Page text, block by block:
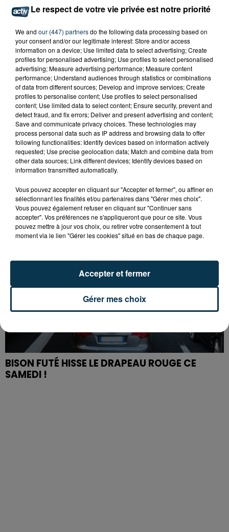
L’ASSE RÉDUIT FACE À SOCHAUX, UNE
PREMIÈRE VICTOIRE POUR NOS VERTS ?
BISON FUTÉ HISSE LE DRAPEAU ROUGE CE
SAMEDI !
Le respect de votre vie privée est notre priorité
We and our (447) partnersdo the following data processing based on
your consent and/or our legitimate interest: Store and/or access
information on a device; Use limited data to select advertising; Create
profiles for personalised advertising; Use profiles to select personalised
advertising; Measure advertising performance; Measure content
performance; Understand audiences through statistics or combinations
of data from different sources; Develop and improve services; Create
profiles to personalise content; Use profiles to select personalised
content; Use limited data to select content; Ensure security, prevent and
detect fraud, and fix errors; Deliver and present advertising and content;
Save and communicate privacy choices. These technologies may
process personal data such as IP address and browsing data to offer
following functionalities: Identify devices based on information actively
requested; Use precise geolocation data; Match and combine data from
other data sources; Link different devices; Identify devices based on
information transmitted automatically.
Vous pouvez accepter en cliquant sur "Accepter et fermer", ou affiner en
sélectionnant les finalités et/ou partenaires dans "Gérer mes choix".
Vous pouvez également refuser en cliquant sur "Continuer sans
accepter". Vos préférences ne s'appliqueront que pour ce site. Vous
pouvez mettre à jour vos choix, ou retirer votre consentement à tout
moment via le lien "Gérer les cookies" situé en bas de chaque page.
Gérer mes choix
Accepter et fermer